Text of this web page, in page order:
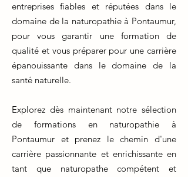
entreprises fiables et réputées dans le
domaine de la naturopathie à Pontaumur,
pour vous garantir une formation de
qualité et vous préparer pour une carrière
épanouissante dans le domaine de la
santé naturelle.
Explorez dès maintenant notre sélection
de formations en naturopathie à
Pontaumur et prenez le chemin d'une
carrière passionnante et enrichissante en
tant que naturopathe compétent et